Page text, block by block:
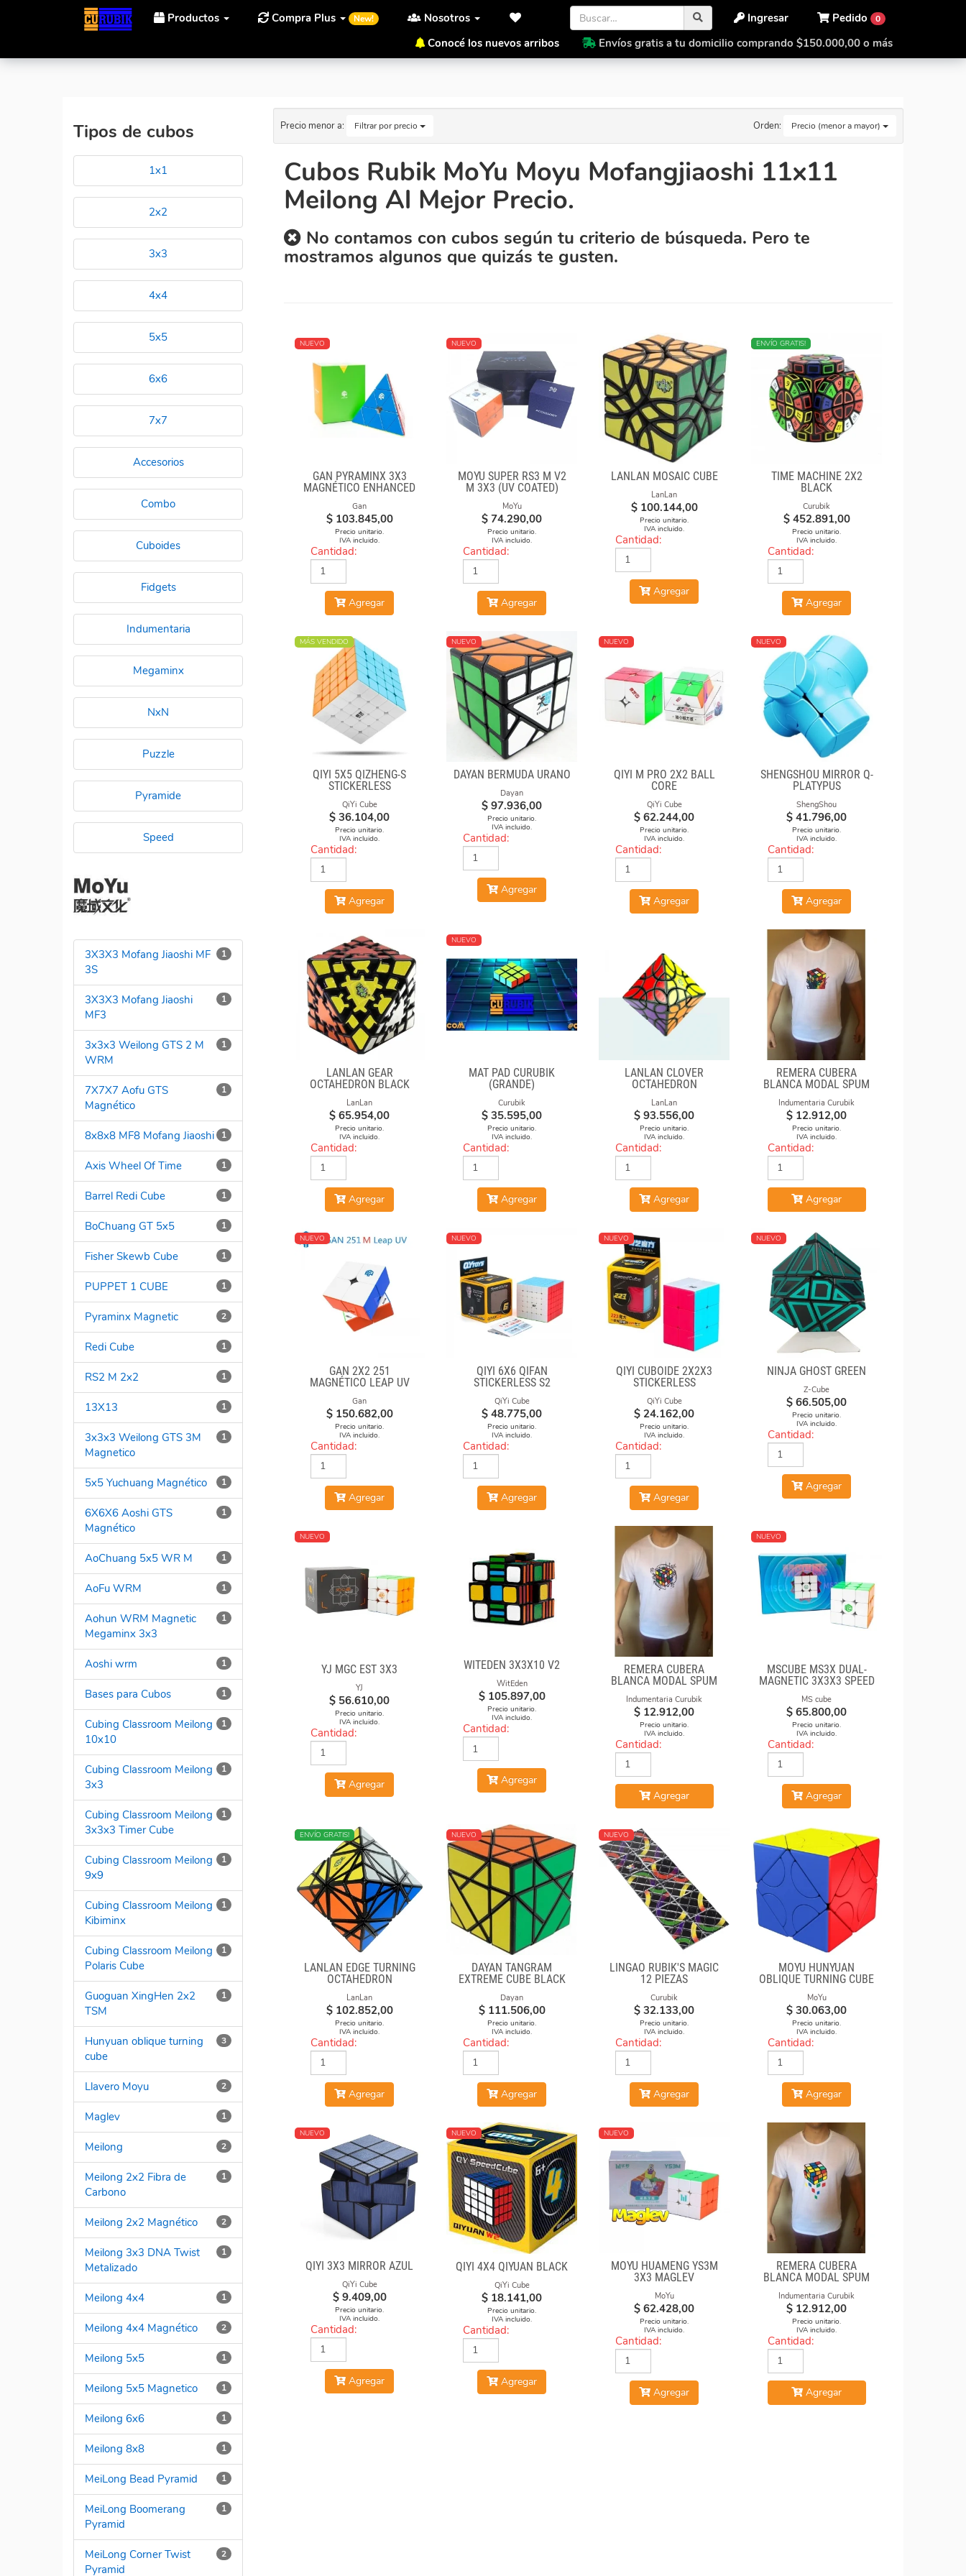
Productos Compra Plus New! Nosotros Pedido 0
Ingresar
Conocé los nuevos arribos
Envíos gratis a tu domicilio comprando $150.000,00 o más
Cubos Rubik MoYu Moyu Mofangjiaoshi 11x11 Meilong Al Mejor Precio.
Tipos de cubos
1x1
2x2
3x3
4x4
5x5
6x6
7x7
Accesorios
Combo
Cuboides
Fidgets
Indumentaria
Megaminx
NxN
Puzzle
Pyramide
Speed
1
3X3X3 Mofang Jiaoshi MF
3S
1
3X3X3 Mofang Jiaoshi
MF3
1
3x3x3 Weilong GTS 2 M
WRM
1
7X7X7 Aofu GTS
Magnético
1
8x8x8 MF8 Mofang Jiaoshi
1
Axis Wheel Of Time
1
Barrel Redi Cube
1
BoChuang GT 5x5
1
Fisher Skewb Cube
1
PUPPET 1 CUBE
2
Pyraminx Magnetic
1
Redi Cube
1
RS2 M 2x2
1
13X13
1
3x3x3 Weilong GTS 3M
Magnetico
1
5x5 Yuchuang Magnético
1
6X6X6 Aoshi GTS
Magnético
1
AoChuang 5x5 WR M
1
AoFu WRM
1
Aohun WRM Magnetic
Megaminx 3x3
1
Aoshi wrm
1
Bases para Cubos
1
Cubing Classroom Meilong
10x10
1
Cubing Classroom Meilong
3x3
1
Cubing Classroom Meilong
3x3x3 Timer Cube
1
Cubing Classroom Meilong
9x9
1
Cubing Classroom Meilong
Kibiminx
1
Cubing Classroom Meilong
Polaris Cube
1
Guoguan XingHen 2x2
TSM
3
Hunyuan oblique turning
cube
2
Llavero Moyu
1
Maglev
2
Meilong
1
Meilong 2x2 Fibra de
Carbono
2
Meilong 2x2 Magnético
1
Meilong 3x3 DNA Twist
Metalizado
1
Meilong 4x4
2
Meilong 4x4 Magnético
1
Meilong 5x5
1
Meilong 5x5 Magnetico
1
Meilong 6x6
1
Meilong 8x8
1
MeiLong Bead Pyramid
1
MeiLong Boomerang
Pyramid
2
MeiLong Corner Twist
Pyramid
Precio menor a: Filtrar por precio Orden: Precio (menor a mayor)
Cubos Rubik MoYu Moyu Mofangjiaoshi 11x11
Meilong Al Mejor Precio.
No contamos con cubos según tu criterio de búsqueda. Pero te
mostramos algunos que quizás te gusten.
NUEVO
GAN PYRAMINX 3X3
MAGNÉTICO ENHANCED
Gan
$ 103.845,00
Precio unitario.
IVA incluido.
Cantidad:
Agregar
NUEVO
MOYU SUPER RS3 M V2
M 3X3 (UV COATED)
MoYu
$ 74.290,00
Precio unitario.
IVA incluido.
Cantidad:
Agregar
LANLAN MOSAIC CUBE
LanLan
$ 100.144,00
Precio unitario.
IVA incluido.
Cantidad:
Agregar
NUEVO
ENVÍO GRATIS!
TIME MACHINE 2X2
BLACK
Curubik
$ 452.891,00
Precio unitario.
IVA incluido.
Cantidad:
Agregar
MÁS VENDIDO
QIYI 5X5 QIZHENG-S
STICKERLESS
QiYi Cube
$ 36.104,00
Precio unitario.
IVA incluido.
Cantidad:
Agregar
NUEVO
DAYAN BERMUDA URANO
Dayan
$ 97.936,00
Precio unitario.
IVA incluido.
Cantidad:
Agregar
NUEVO
QIYI M PRO 2X2 BALL
CORE
QiYi Cube
$ 62.244,00
Precio unitario.
IVA incluido.
Cantidad:
Agregar
NUEVO
SHENGSHOU MIRROR Q-
PLATYPUS
ShengShou
$ 41.796,00
Precio unitario.
IVA incluido.
Cantidad:
Agregar
LANLAN GEAR
OCTAHEDRON BLACK
LanLan
$ 65.954,00
Precio unitario.
IVA incluido.
Cantidad:
Agregar
NUEVO
MAT PAD CURUBIK
(GRANDE)
Curubik
$ 35.595,00
Precio unitario.
IVA incluido.
Cantidad:
Agregar
LANLAN CLOVER
OCTAHEDRON
LanLan
$ 93.556,00
Precio unitario.
IVA incluido.
Cantidad:
Agregar
REMERA CUBERA
BLANCA MODAL SPUM
CUBO FUEGO
Indumentaria Curubik
$ 12.912,00
Precio unitario.
IVA incluido.
Cantidad:
Agregar
NUEVO
GAN 2X2 251
MAGNÉTICO LEAP UV
Gan
$ 150.682,00
Precio unitario.
IVA incluido.
Cantidad:
Agregar
NUEVO
QIYI 6X6 QIFAN
STICKERLESS S2
QiYi Cube
$ 48.775,00
Precio unitario.
IVA incluido.
Cantidad:
Agregar
NUEVO
QIYI CUBOIDE 2X2X3
STICKERLESS
QiYi Cube
$ 24.162,00
Precio unitario.
IVA incluido.
Cantidad:
Agregar
NUEVO
NINJA GHOST GREEN
Z-Cube
$ 66.505,00
Precio unitario.
IVA incluido.
Cantidad:
Agregar
NUEVO
YJ MGC EST 3X3
YJ
$ 56.610,00
Precio unitario.
IVA incluido.
Cantidad:
Agregar
WITEDEN 3X3X10 V2
WitEden
$ 105.897,00
Precio unitario.
IVA incluido.
Cantidad:
Agregar
REMERA CUBERA
BLANCA MODAL SPUM
CUBO CON FORMULAS
Indumentaria Curubik
$ 12.912,00
Precio unitario.
IVA incluido.
Cantidad:
Agregar
NUEVO
MSCUBE MS3X DUAL-
MAGNETIC 3X3X3 SPEED
CUBE STICKERLESS
MS cube
$ 65.800,00
Precio unitario.
IVA incluido.
Cantidad:
Agregar
NUEVO
ENVÍO GRATIS!
LANLAN EDGE TURNING
OCTAHEDRON
LanLan
$ 102.852,00
Precio unitario.
IVA incluido.
Cantidad:
Agregar
NUEVO
DAYAN TANGRAM
EXTREME CUBE BLACK
Dayan
$ 111.506,00
Precio unitario.
IVA incluido.
Cantidad:
Agregar
NUEVO
LINGAO RUBIK'S MAGIC
12 PIEZAS
Curubik
$ 32.133,00
Precio unitario.
IVA incluido.
Cantidad:
Agregar
MOYU HUNYUAN
OBLIQUE TURNING CUBE
1 MIXUP SKEWB
MoYu
$ 30.063,00
Precio unitario.
IVA incluido.
Cantidad:
Agregar
NUEVO
QIYI 3X3 MIRROR AZUL
QiYi Cube
$ 9.409,00
Precio unitario.
IVA incluido.
Cantidad:
Agregar
NUEVO
QIYI 4X4 QIYUAN BLACK
QiYi Cube
$ 18.141,00
Precio unitario.
IVA incluido.
Cantidad:
Agregar
NUEVO
MOYU HUAMENG YS3M
3X3 MAGLEV
MoYu
$ 62.428,00
Precio unitario.
IVA incluido.
Cantidad:
Agregar
REMERA CUBERA
BLANCA MODAL SPUM
Indumentaria Curubik
$ 12.912,00
Precio unitario.
IVA incluido.
Cantidad:
Agregar